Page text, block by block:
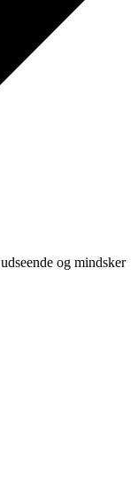
og mindsker